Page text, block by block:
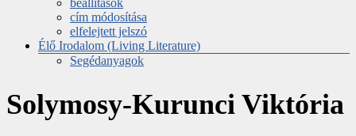
beállítások
cím módosítása
elfelejtett jelszó
Élő Irodalom (Living Literature)
Segédanyagok
Solymosy-Kurunci Viktória